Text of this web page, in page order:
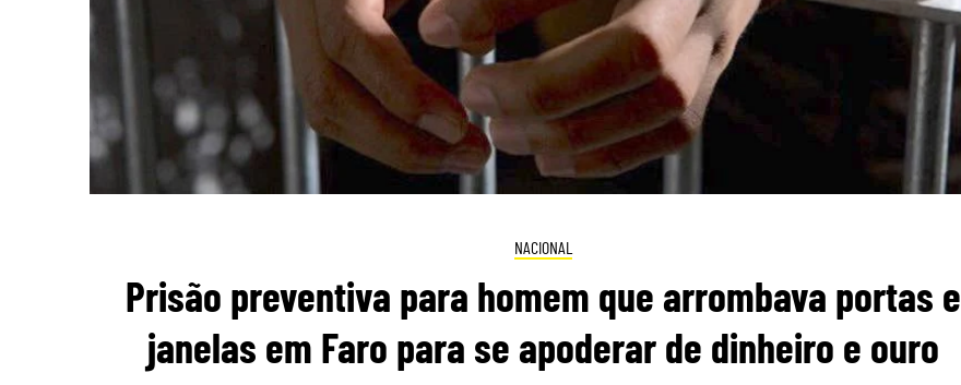
NACIONAL
Prisão preventiva para homem que arrombava portas e
janelas em Faro para se apoderar de dinheiro e ouro